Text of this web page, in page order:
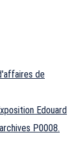
Edouard
P0008.